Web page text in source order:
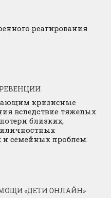
реагирования
кризисные
вследствие тяжелых
близких,
и семейных проблем.
«ДЕТИ ОНЛАЙН»